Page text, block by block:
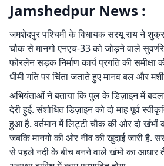
Jamshedpur News :
जमशेदपुर पश्चिमी के विधायक सरयू राय ने
चौक से मानगो एनएच-33 को जोड़ने वाले
फोरलेन सड़क निर्माण कार्य प्रगति की समीक्षा
धीमी गति पर चिंता जताते हुए मानव बल और
अभियंताओं ने बताया कि पुल के डिज़ाइन में
देरी हुई. संशोधित डिज़ाइन को दो माह पूर्व
हुआ है. वर्तमान में लिट्टी चौक की ओर दो खंभों
जबकि मानगो की ओर नींव की खुदाई जारी है.
से पहले नदी के बीच बनने वाले खंभों का आधार